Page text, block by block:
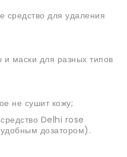
средство для удаления
и маски для разных типов
не сушит кожу;
Delhi rose
дозатором).